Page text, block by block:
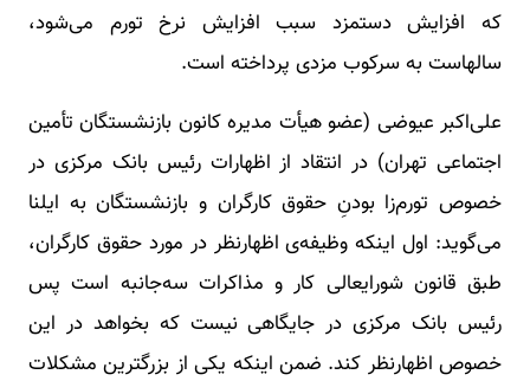
که افزایش دستمزد سبب افزایش نرخ تورم می‌شود،
سالهاست به سرکوب مزدی پرداخته است.
علی‌اکبر عیوضی (عضو هیأت مدیره کانون بازنشستگان تأمین
اجتماعی تهران) در انتقاد از اظهارات رئیس بانک مرکزی در
خصوص تورم‌زا بودنِ حقوق کارگران و بازنشستگان به ایلنا
می‌گوید: اول اینکه وظیفه‌ی اظهارنظر در مورد حقوق کارگران،
طبق قانون شورایعالی کار و مذاکرات سه‌جانبه است پس
رئیس بانک مرکزی در جایگاهی نیست که بخواهد در این
خصوص اظهارنظر کند. ضمن اینکه یکی از بزرگترین مشکلات